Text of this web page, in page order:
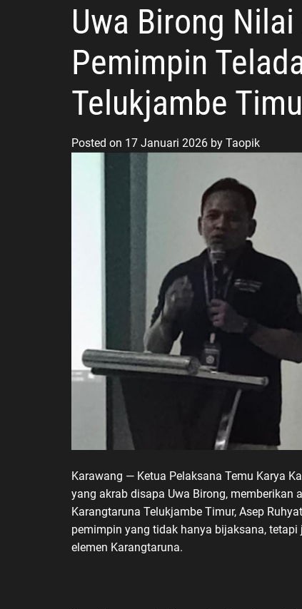
Uwa Birong
Pemimpin
Telukjambe
Posted on 17 Januari 2026 by Taopik
Karawang — Ketua Pelaksana Temu Karya
yang akrab disapa Uwa Birong, memberikan
Karangtaruna Telukjambe Timur, Asep
pemimpin yang tidak hanya bijaksana,
elemen Karangtaruna.